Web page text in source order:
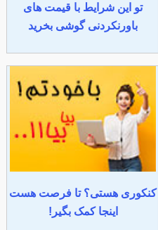
تو این شرایط با قیمت های
باورنکردنی گوشی بخرید
کنکوری هستی؟ تا فرصت هست
اینجا کمک بگیر!